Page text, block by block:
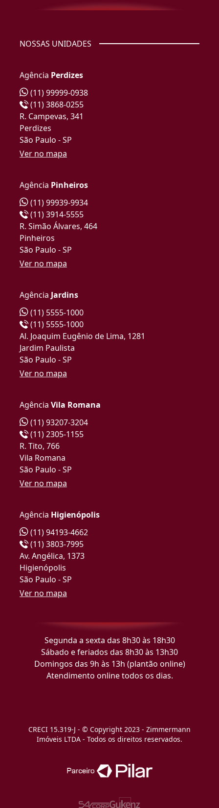
NOSSAS UNIDADES
Agência Perdizes
(11) 99999-0938
(11) 3868-0255
R. Campevas, 341
Perdizes
São Paulo - SP
Ver no mapa
Agência Pinheiros
(11) 99939-9934
(11) 3914-5555
R. Simão Álvares, 464
Pinheiros
São Paulo - SP
Ver no mapa
Agência Jardins
(11) 5555-1000
(11) 5555-1000
Al. Joaquim Eugênio de Lima, 1281
Jardim Paulista
São Paulo - SP
Ver no mapa
Agência Vila Romana
(11) 93207-3204
(11) 2305-1155
R. Tito, 766
Vila Romana
São Paulo - SP
Ver no mapa
Agência Higienópolis
(11) 94193-4662
(11) 3803-7995
Av. Angélica, 1373
Higienópolis
São Paulo - SP
Ver no mapa
Segunda a sexta das 8h30 às 18h30
Sábado e feriados das 8h30 às 13h30
Domingos das 9h às 13h (plantão online)
Atendimento online todos os dias.
CRECI 15.319-J - © Copyright 2023 - Zimmermann
Imóveis LTDA - Todos os direitos reservados.